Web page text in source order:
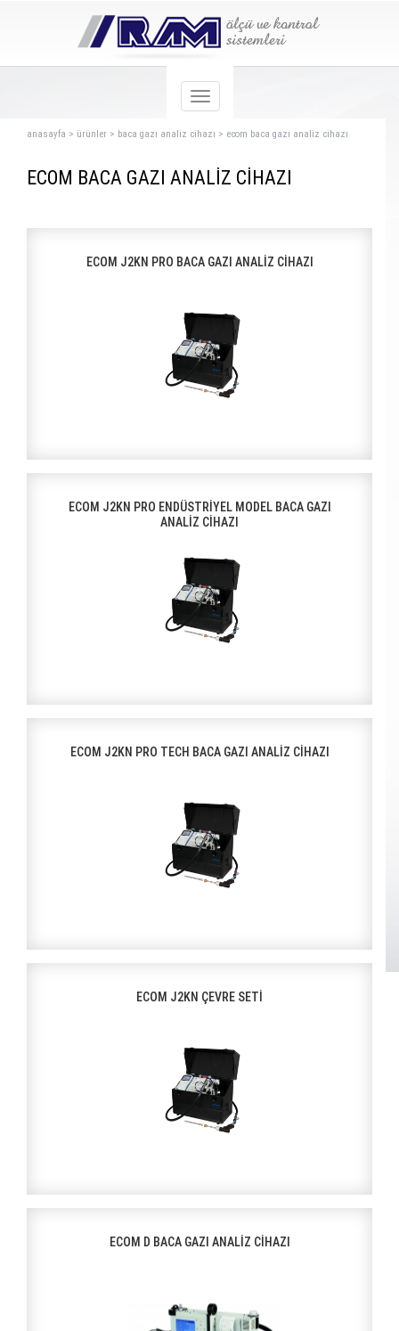
anasayfa > ürünler > baca gazı analiz cihazı > ecom baca gazı analiz cihazı
ECOM BACA GAZI ANALİZ CİHAZI
ECOM J2KN PRO BACA GAZI ANALİZ CİHAZI
ECOM J2KN PRO ENDÜSTRİYEL MODEL BACA GAZI
ANALİZ CİHAZI
ECOM J2KN PRO TECH BACA GAZI ANALİZ CİHAZI
ECOM J2KN ÇEVRE SETİ
ECOM D BACA GAZI ANALİZ CİHAZI